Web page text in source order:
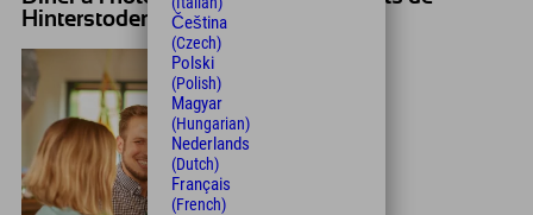
Hinterstoder
Čeština
(Czech)
Polski
(Polish)
Magyar
(Hungarian)
Nederlands
(Dutch)
Français
(French)